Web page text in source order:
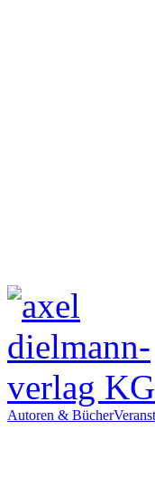
Autoren & Bücher